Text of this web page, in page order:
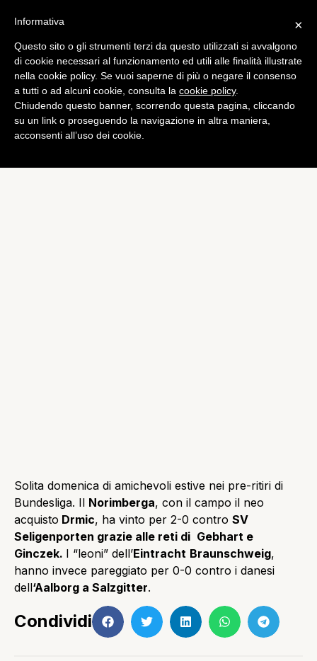
Bundesliga
Amichevoli: vince il
Norimberga, pari del
Braunschweig
diEmiliano Storace
Solita domenica di amichevoli estive nei pre-ritiri di
Bundesliga. Il Norimberga, con il campo il neo
acquisto Drmic, ha vinto per 2-0 contro SV
Seligenporten grazie alle reti di Gebhart e
Ginczek. I “leoni” dell’Eintracht Braunschweig,
hanno invece pareggiato per 0-0 contro i danesi
dell‘Aalborg a Salzgitter.
Condividi
×
Informativa
Questo sito o gli strumenti terzi da questo utilizzati si avvalgono
di cookie necessari al funzionamento ed utili alle finalità illustrate
nella cookie policy. Se vuoi saperne di più o negare il consenso
a tutti o ad alcuni cookie, consulta la cookie policy.
Chiudendo questo banner, scorrendo questa pagina, cliccando
su un link o proseguendo la navigazione in altra maniera,
acconsenti all’uso dei cookie.